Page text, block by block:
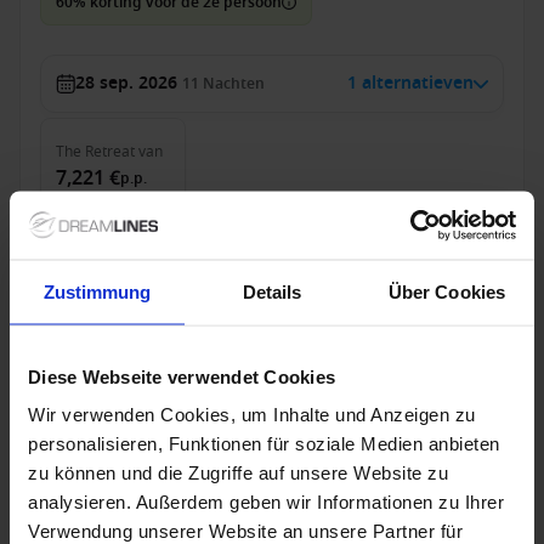
Zustimmung Details Über Cookies
Diese Webseite verwendet Cookies
Wir verwenden Cookies, um Inhalte und Anzeigen zu
personalisieren, Funktionen für soziale Medien anbieten
zu können und die Zugriffe auf unsere Website zu
analysieren. Außerdem geben wir Informationen zu Ihrer
Verwendung unserer Website an unsere Partner für
28 sep. 2026 11 Nachten 1 alternatieven
The Retreatvan
7,221 €p.p.
Westelijke Middellandse Zee vanaf Barcelona,
Spanje met de Celebrity Xcel
Van / Naar Barcelona
Celebrity Xcel
Volpension
60% korting voor de 2e persoon